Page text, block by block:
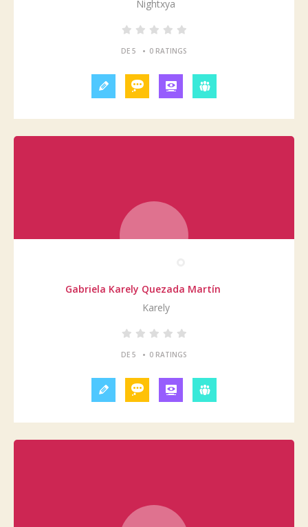
Nightxya
DE 5 • 0 RATINGS
Gabriela Karely Quezada Martín
Karely
DE 5 • 0 RATINGS